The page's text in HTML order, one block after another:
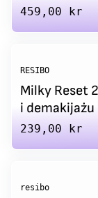
Regular
459,00 kr
RESIBO
Milky Reset
i demakijażu
Regular
239,00 kr
resibo